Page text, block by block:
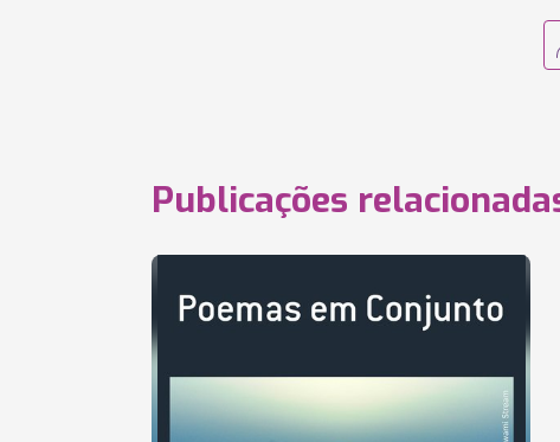
Publicações